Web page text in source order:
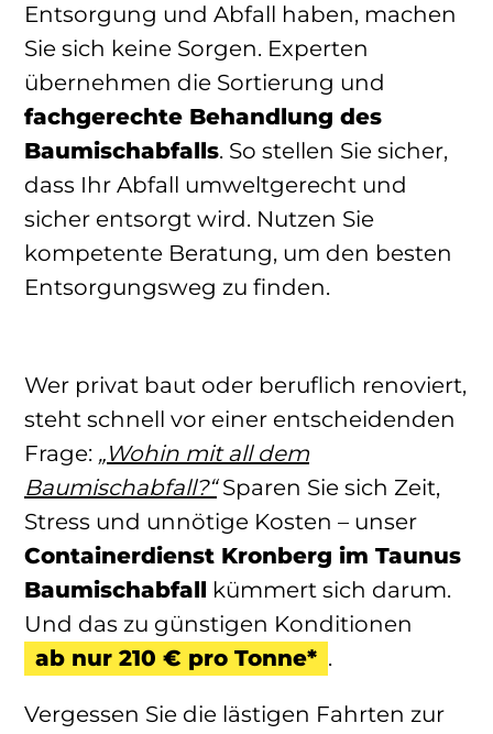
Entsorgung und Abfall haben, machen
Sie sich keine Sorgen. Experten
übernehmen die Sortierung und
fachgerechte Behandlung des
Baumischabfalls. So stellen Sie sicher,
dass Ihr Abfall umweltgerecht und
sicher entsorgt wird. Nutzen Sie
kompetente Beratung, um den besten
Entsorgungsweg zu finden.
Wer privat baut oder beruflich renoviert,
steht schnell vor einer entscheidenden
Frage: „Wohin mit all dem
Baumischabfall?“Sparen Sie sich Zeit,
Stress und unnötige Kosten – unser
Containerdienst Kronberg im Taunus
Baumischabfall kümmert sich darum.
Und das zu günstigen Konditionen
ab nur 210 € pro Tonne* .
Vergessen Sie die lästigen Fahrten zur